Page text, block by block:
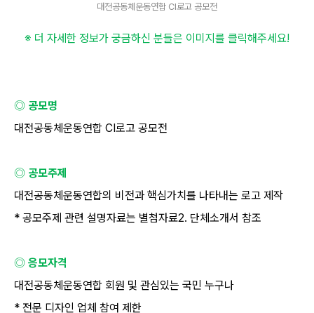
대전공동체운동연합 CI로고 공모전
※ 더 자세한 정보가 궁금하신 분들은 이미지를 클릭해주세요!
◎ 공모명
대전공동체운동연합 CI로고 공모전
◎ 공모주제
대전공동체운동연합의 비전과 핵심가치를 나타내는 로고 제작
* 공모주제 관련 설명자료는 별첨자료2. 단체소개서 참조
◎ 응모자격
대전공동체운동연합 회원 및 관심있는 국민 누구나
* 전문 디자인 업체 참여 제한